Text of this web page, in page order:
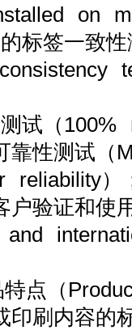
on
标签一致性
试（
性测试（
reliability）
验证和使
点（
刷内容的